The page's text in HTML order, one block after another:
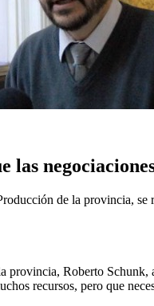
las
de la provincia,
provincia, Roberto Schunk,
recursos, pero que